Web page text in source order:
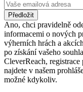
oder einem
Zertifizierte
Austausch aller
identifiziert
Maschine und
Ausschließliche
Gesetzgeber
Überprüfung
Funktions- und
Předložit
Ano, chci pravidelně
informacemi o nových
výherních hrách a
po získání vašeho
CleverReach,
najdete v našem
možné kdykoliv.